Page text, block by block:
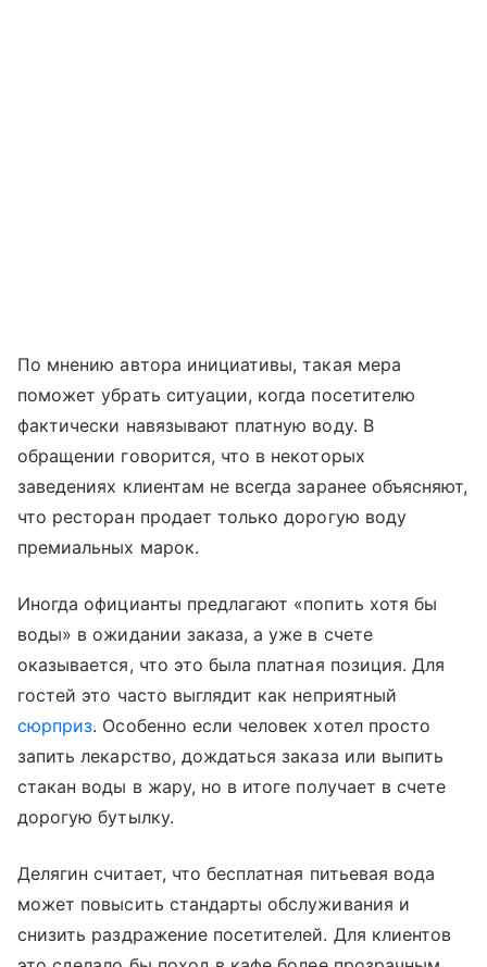
По мнению автора инициативы, такая мера
поможет убрать ситуации, когда посетителю
фактически навязывают платную воду. В
обращении говорится, что в некоторых
заведениях клиентам не всегда заранее объясняют,
что ресторан продает только дорогую воду
премиальных марок.
Иногда официанты предлагают «попить хотя бы
воды» в ожидании заказа, а уже в счете
оказывается, что это была платная позиция. Для
гостей это часто выглядит как неприятный
сюрприз. Особенно если человек хотел просто
запить лекарство, дождаться заказа или выпить
стакан воды в жару, но в итоге получает в счете
дорогую бутылку.
Делягин считает, что бесплатная питьевая вода
может повысить стандарты обслуживания и
снизить раздражение посетителей. Для клиентов